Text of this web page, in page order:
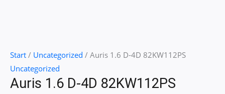
Start / Uncategorized / Auris 1.6 D-4D 82KW112PS
Uncategorized
Auris 1.6 D-4D 82KW112PS